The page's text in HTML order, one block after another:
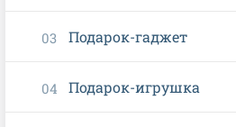
Подарок-гаджет
Подарок-игрушка